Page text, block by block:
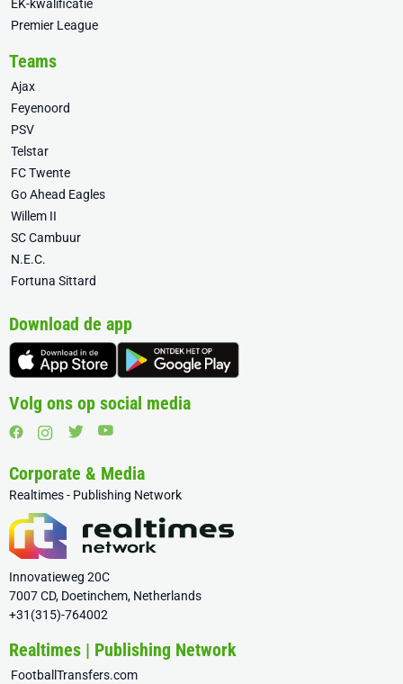
EK-kwalificatie
Premier League
Teams
Ajax
Feyenoord
PSV
Telstar
FC Twente
Go Ahead Eagles
Willem II
SC Cambuur
N.E.C.
Fortuna Sittard
Download de app
Volg ons op social media
Corporate & Media
Realtimes - Publishing Network
Innovatieweg 20C
7007 CD, Doetinchem, Netherlands
+31(315)-764002
Realtimes | Publishing Network
FootballTransfers.com